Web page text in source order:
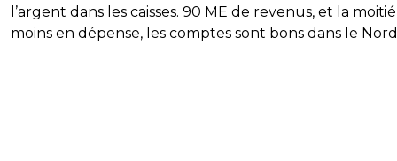
l’argent dans les caisses. 90 ME de revenus, et la moitié
moins en dépense, les comptes sont bons dans le